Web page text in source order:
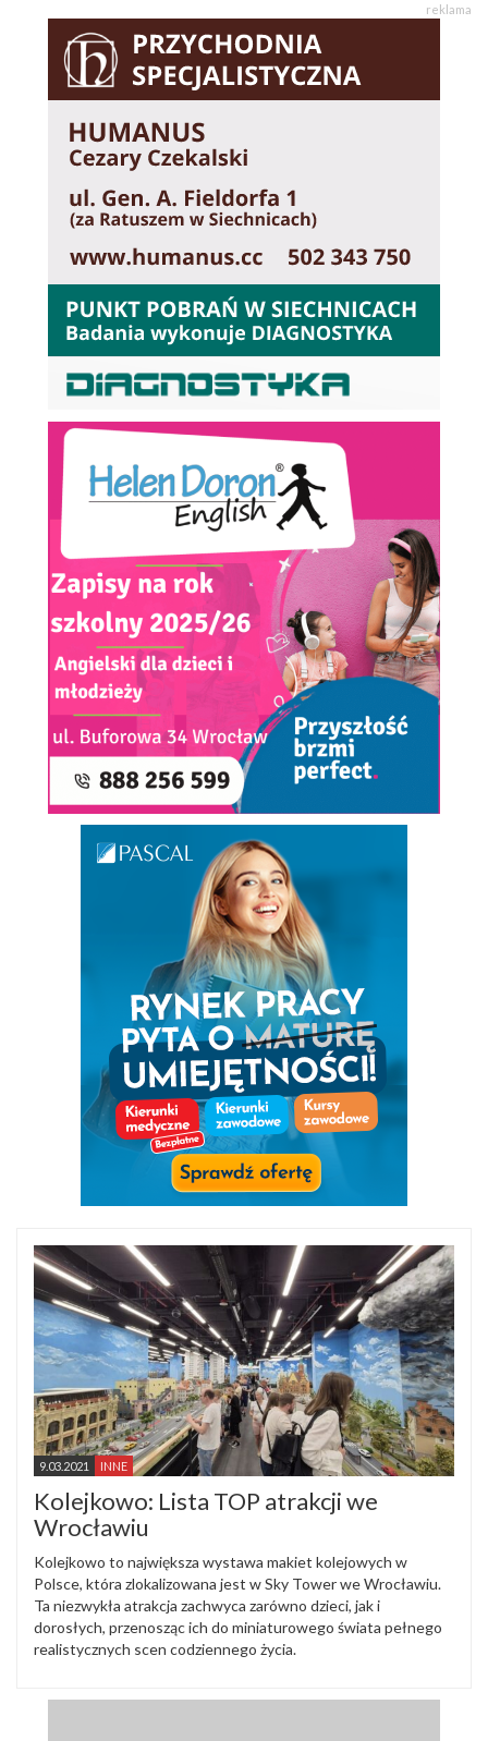
reklama
9.03.2021 INNE
Kolejkowo: Lista TOP atrakcji we
Wrocławiu
Kolejkowo to największa wystawa makiet kolejowych w
Polsce, która zlokalizowana jest w Sky Tower we Wrocławiu.
Ta niezwykła atrakcja zachwyca zarówno dzieci, jak i
dorosłych, przenosząc ich do miniaturowego świata pełnego
realistycznych scen codziennego życia.